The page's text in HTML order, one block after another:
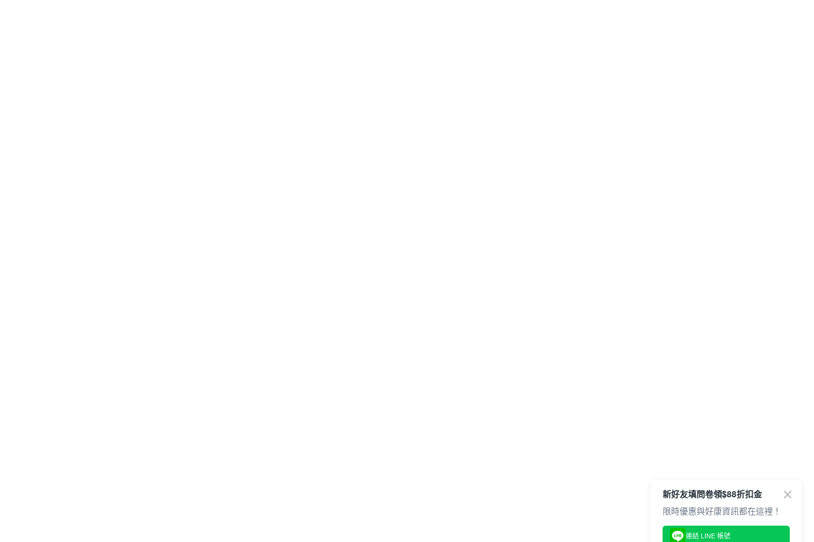
新好友填問卷領$88折扣金
限時優惠與好康資訊都在這裡！
連結 LINE 帳號